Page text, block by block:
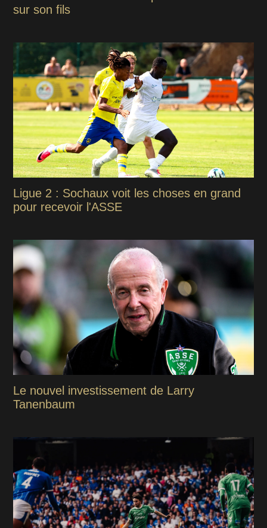
sur son fils
Ligue 2 : Sochaux voit les choses en grand
pour recevoir l'ASSE
Le nouvel investissement de Larry
Tanenbaum